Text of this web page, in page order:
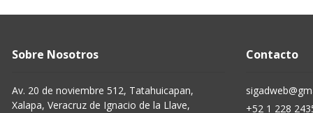
Sobre Nosotros
Av. 20 de noviembre 512, Tatahuicapan,
Xalapa, Veracruz de Ignacio de la Llave,
Contacto
+52 1 228